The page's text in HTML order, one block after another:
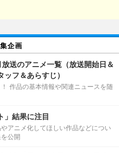
企画
放送のアニメ一覧（放送開始日＆
フ＆あらすじ）
作品の基本情報や関連ニュースを随
」結果に注目
アニメ化してほしい作品などについ
公開